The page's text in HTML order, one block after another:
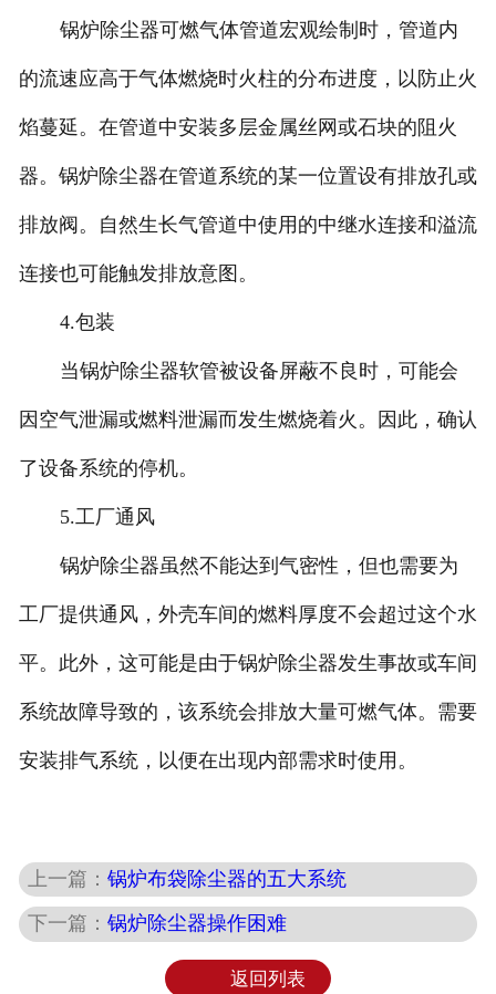
锅炉除尘器可燃气体管道宏观绘制时，管道内
的流速应高于气体燃烧时火柱的分布进度，以防止火
焰蔓延。在管道中安装多层金属丝网或石块的阻火
器。锅炉除尘器在管道系统的某一位置设有排放孔或
排放阀。自然生长气管道中使用的中继水连接和溢流
连接也可能触发排放意图。
4.包装
当锅炉除尘器软管被设备屏蔽不良时，可能会
因空气泄漏或燃料泄漏而发生燃烧着火。因此，确认
了设备系统的停机。
5.工厂通风
锅炉除尘器虽然不能达到气密性，但也需要为
工厂提供通风，外壳车间的燃料厚度不会超过这个水
平。此外，这可能是由于锅炉除尘器发生事故或车间
系统故障导致的，该系统会排放大量可燃气体。需要
安装排气系统，以便在出现内部需求时使用。
上一篇：锅炉布袋除尘器的五大系统
下一篇：锅炉除尘器操作困难
返回列表